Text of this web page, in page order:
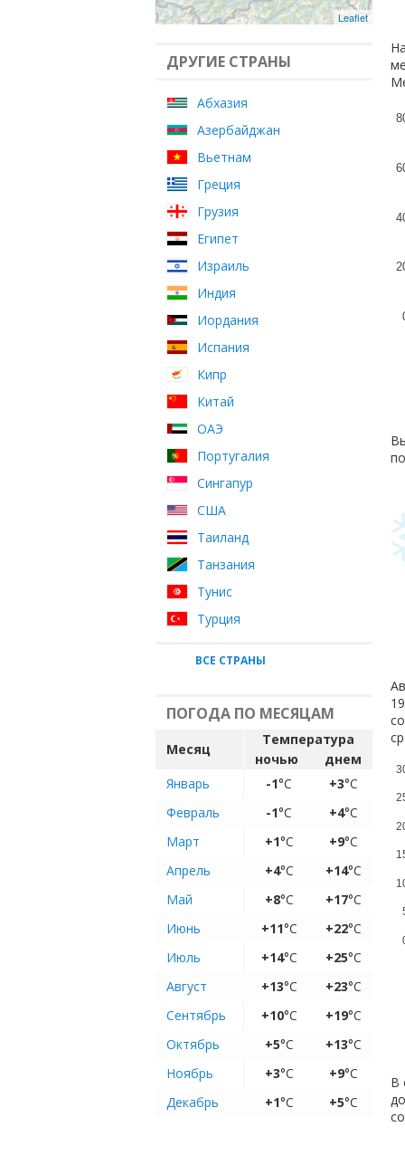
Leaflet
ДРУГИЕ СТРАНЫ
Абхазия
Азербайджан
Вьетнам
Греция
Грузия
Египет
Израиль
Индия
Иордания
Испания
Кипр
Китай
ОАЭ
Португалия
Сингапур
США
Таиланд
Танзания
Тунис
Турция
ВСЕ СТРАНЫ
ПОГОДА ПО МЕСЯЦАМ
Месяц
Температура
ночью
днем
Январь
-1°C +3°C
Февраль
-1°C +4°C
Март
+1°C +9°C
Апрель
+4°C +14°C
Май
+8°C +17°C
Июнь
+11°C +22°C
Июль
+14°C +25°C
Август
+13°C +23°C
Сентябрь
+10°C +19°C
Октябрь
+5°C +13°C
Ноябрь
+3°C +9°C
Декабрь
+1°C +5°C
В